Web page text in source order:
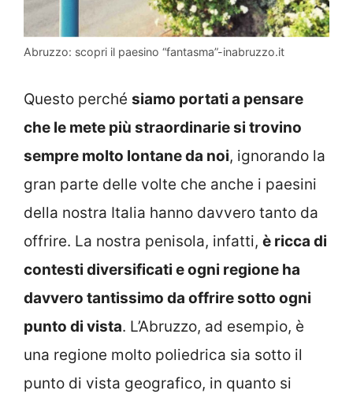
Abruzzo: scopri il paesino “fantasma”-inabruzzo.it
Questo perché siamo portati a pensare
che le mete più straordinarie si trovino
sempre molto lontane da noi, ignorando la
gran parte delle volte che anche i paesini
della nostra Italia hanno davvero tanto da
offrire. La nostra penisola, infatti, è ricca di
contesti diversificati e ogni regione ha
davvero tantissimo da offrire sotto ogni
punto di vista. L’Abruzzo, ad esempio, è
una regione molto poliedrica sia sotto il
punto di vista geografico, in quanto si